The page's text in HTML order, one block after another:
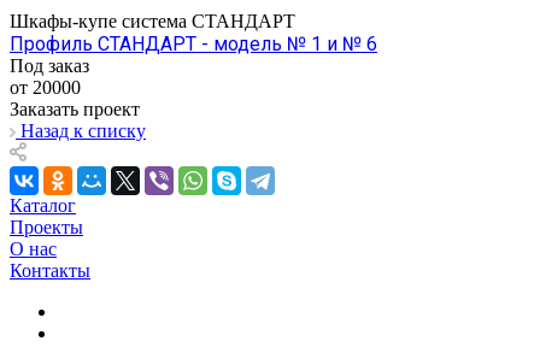
Шкафы-купе система СТАНДАРТ
Профиль СТАНДАРТ - модель № 1 и № 6
Под заказ
от 20000
Заказать проект
Назад к списку
Каталог
Проекты
О нас
Контакты